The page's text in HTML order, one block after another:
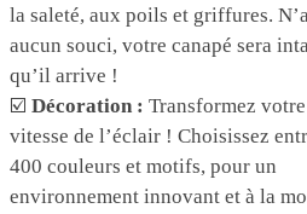
la saleté, aux poils et griffures.
aucun souci, votre canapé sera
qu’il arrive !
☑️ Décoration : Transformez
vitesse de l’éclair ! Choisissez
400 couleurs et motifs, pour un
environnement innovant et à la